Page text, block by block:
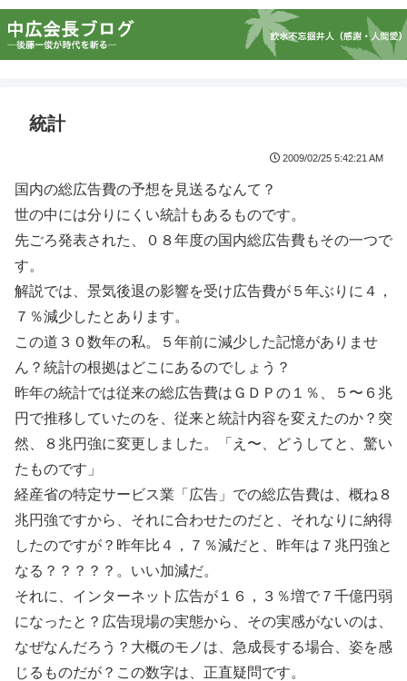
統計
2009/02/25 5:42:21 AM
国内の総広告費の予想を見送るなんて？
世の中には分りにくい統計もあるものです。
先ごろ発表された、０８年度の国内総広告費もその一つで
す。
解説では、景気後退の影響を受け広告費が５年ぶりに４，
７％減少したとあります。
この道３０数年の私。５年前に減少した記憶がありませ
ん？統計の根拠はどこにあるのでしょう？
昨年の統計では従来の総広告費はＧＤＰの１％、５〜６兆
円で推移していたのを、従来と統計内容を変えたのか？突
然、８兆円強に変更しました。「え〜、どうしてと、驚い
たものです」
経産省の特定サービス業「広告」での総広告費は、概ね８
兆円強ですから、それに合わせたのだと、それなりに納得
したのですが？昨年比４，７％減だと、昨年は７兆円強と
なる？？？？？。いい加減だ。
それに、インターネット広告が１６，３％増で７千億円弱
になったと？広告現場の実態から、その実感がないのは、
なぜなんだろう？大概のモノは、急成長する場合、姿を感
じるものだが？この数字は、正直疑問です。